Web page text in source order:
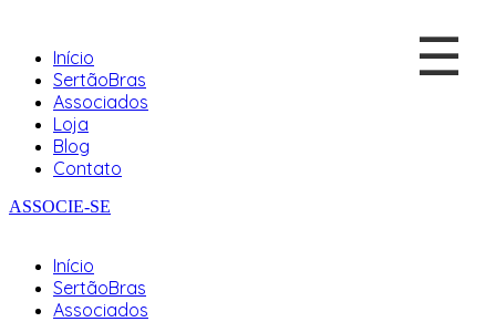
Início
SertãoBras
Associados
Loja
Blog
Contato
ASSOCIE-SE
Início
SertãoBras
Associados
☰